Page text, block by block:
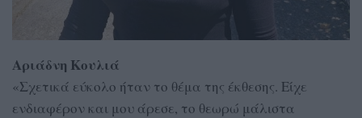
Αριάδνη Κουλιά
«Σχετικά εύκολο ήταν το θέμα της έκθεσης. Είχε
ενδιαφέρον και μου άρεσε, το θεωρώ μάλιστα